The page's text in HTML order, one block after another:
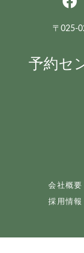
〒025-
予約セ
会社概要
採用情報